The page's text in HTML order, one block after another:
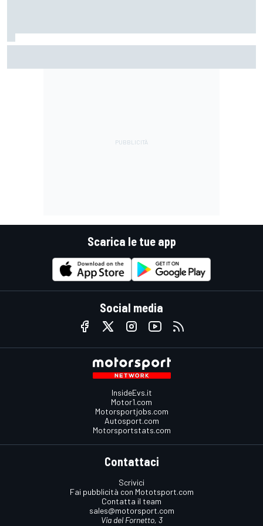
Scarica le tue app
Social media
InsideEvs.it
Motor1.com
Motorsportjobs.com
Autosport.com
Motorsportstats.com
Contattaci
Scrivici
Fai pubblicità con Mototsport.com
Contatta il team
sales@motorsport.com
Via del Fornetto, 3